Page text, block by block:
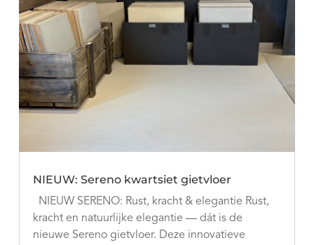
NIEUW: Sereno kwartsiet gietvloer
NIEUW SERENO: Rust, kracht & elegantie Rust,
kracht en natuurlijke elegantie — dát is de
nieuwe Sereno gietvloer. Deze innovatieve